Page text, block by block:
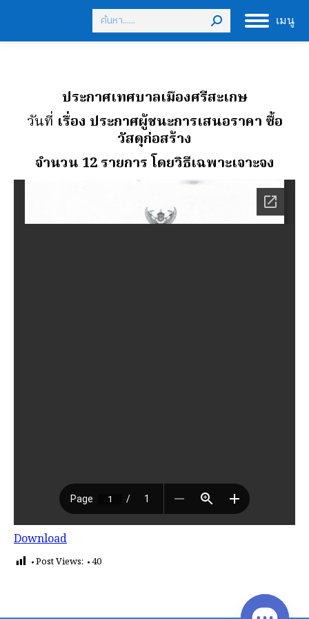
เมนู
Search:
ประกาศเทศบาลเมืองศรีสะเกษ
วันที่ เรื่อง ประกาศผู้ชนะการเสนอราคา ซื้อ
วัสดุก่อสร้าง
จํานวน 12 รายการ โดยวิธีเฉพาะเจาะจง
Download
Post Views: 40